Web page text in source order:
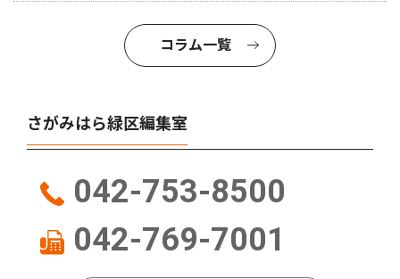
コラム一覧
さがみはら緑区編集室
042-753-8500
042-769-7001